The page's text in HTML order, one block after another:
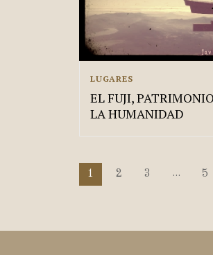
LUGARES
EL FUJI,
LA HUMANIDAD
1 2 3 ... 5